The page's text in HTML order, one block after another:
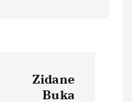
Zidane
Buka